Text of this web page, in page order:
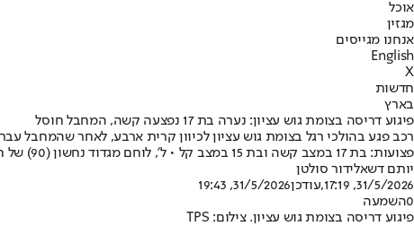
אוכל
מגזין
אנחנו מגייסים
English
X
חדשות
בארץ
פיגוע דריסה בצומת גוש עציון: נערה בת 17 נפצעה קשה, המחבל חוסל
רכב פגע בהולכי רגל בצומת גוש עציון לכיוון קרית ארבע, לאחר שהמחבל
פצועות: בת 17 במצב קשה ובת 15 במצב קל • ל', לוחם מגדוד נחשון (90) של חטיבת כפיר חיסל את המחבל, תושב חברון כבן 30, ושם חוסם עורקים לפצועה - ובכך הציל את חייה
יותם דשאלידור סולטן
31/5/2026, 17:19
,עודכן31/5/2026, 19:43
0השמעה
פיגוע דריסה בצומת גוש עציון. צילום: TPS